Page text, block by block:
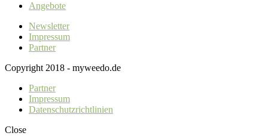
Angebote
Newsletter
Impressum
Partner
Copyright 2018 - myweedo.de
Partner
Impressum
Datenschutzrichtlinien
Close